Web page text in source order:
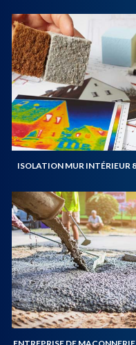
ISOLATION MUR INTÉRIEUR